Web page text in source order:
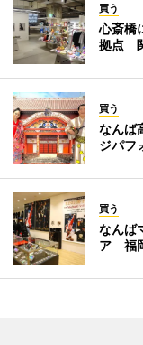
買う
心斎橋
拠点
買う
なんば
ジパフ
買う
なんば
ア 福